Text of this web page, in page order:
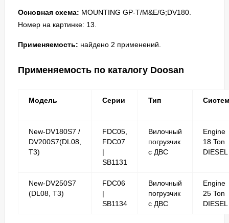
Основная схема: MOUNTING GP-T/M&E/G;DV180.
Номер на картинке: 13.
Применяемость: найдено 2 применений.
Применяемость по каталогу Doosan
Модель Серии Тип
New-DV180S7 /
DV200S7(DL08,
T3)
FDC05,
FDC07
|
SB1131
Вилочный
погрузчик
с ДВС
Engine
18 Ton
DIESEL
New-DV250S7
(DL08, T3)
FDC06
|
SB1134
Вилочный
погрузчик
с ДВС
Engine
25 Ton
DIESEL